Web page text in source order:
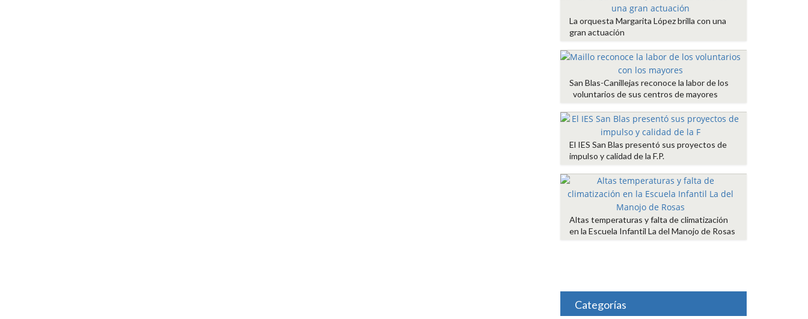
La orquesta Margarita López brilla con una
gran actuación
San Blas-Canillejas reconoce la labor de los
voluntarios de sus centros de mayores
El IES San Blas presentó sus proyectos de
impulso y calidad de la F.P.
Altas temperaturas y falta de climatización
en la Escuela Infantil La del Manojo de Rosas
Categorías